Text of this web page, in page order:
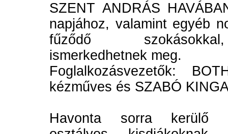
SZENT ANDRÁS
napjához, valamint egyéb
fűződő
ismerkedhetnek meg.
Foglalkozásvezetők:
kézműves és SZABÓ
Havonta sorra kerülő